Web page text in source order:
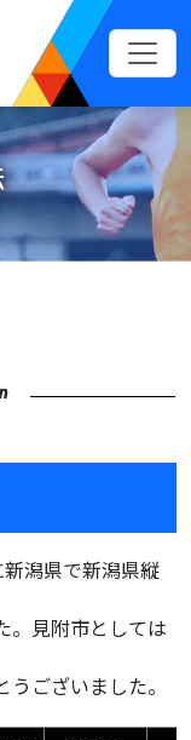
潟県で新潟県縦
。見附市としては
ございました。